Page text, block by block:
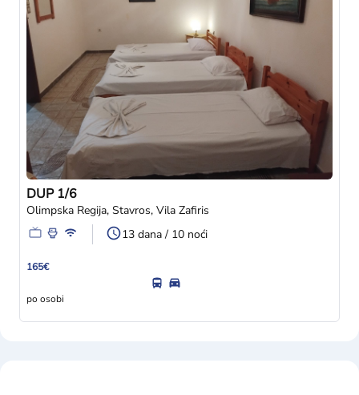
DUP 1/6
Olimpska Regija, Stavros, Vila Zafiris
13 dana / 10 noći
165€
po osobi